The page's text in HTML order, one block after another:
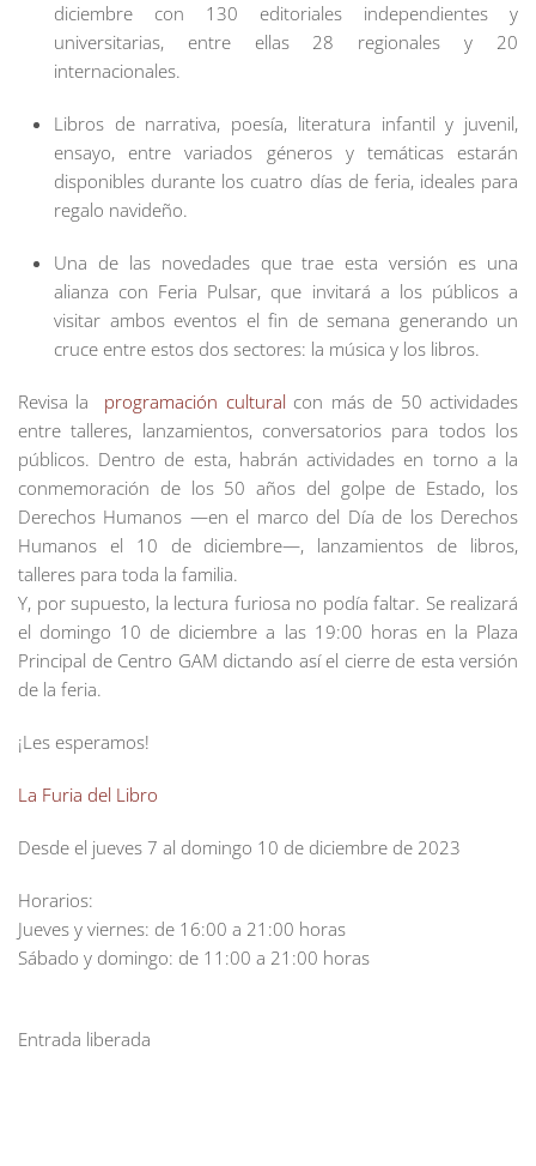
diciembre con 130 editoriales independientes y
universitarias, entre ellas 28 regionales y 20
internacionales.
Libros de narrativa, poesía, literatura infantil y juvenil,
ensayo, entre variados géneros y temáticas estarán
disponibles durante los cuatro días de feria, ideales para
regalo navideño.
Una de las novedades que trae esta versión es una
alianza con Feria Pulsar, que invitará a los públicos a
visitar ambos eventos el fin de semana generando un
cruce entre estos dos sectores: la música y los libros.
Revisa la programación cultural con más de 50 actividades
entre talleres, lanzamientos, conversatorios para todos los
públicos. Dentro de esta, habrán actividades en torno a la
conmemoración de los 50 años del golpe de Estado, los
Derechos Humanos —en el marco del Día de los Derechos
Humanos el 10 de diciembre—, lanzamientos de libros,
talleres para toda la familia.
Y, por supuesto, la lectura furiosa no podía faltar. Se realizará
el domingo 10 de diciembre a las 19:00 horas en la Plaza
Principal de Centro GAM dictando así el cierre de esta versión
de la feria.
¡Les esperamos!
La Furia del Libro
Desde el jueves 7 al domingo 10 de diciembre de 2023
Horarios:
Jueves y viernes: de 16:00 a 21:00 horas
Sábado y domingo: de 11:00 a 21:00 horas
Entrada liberada